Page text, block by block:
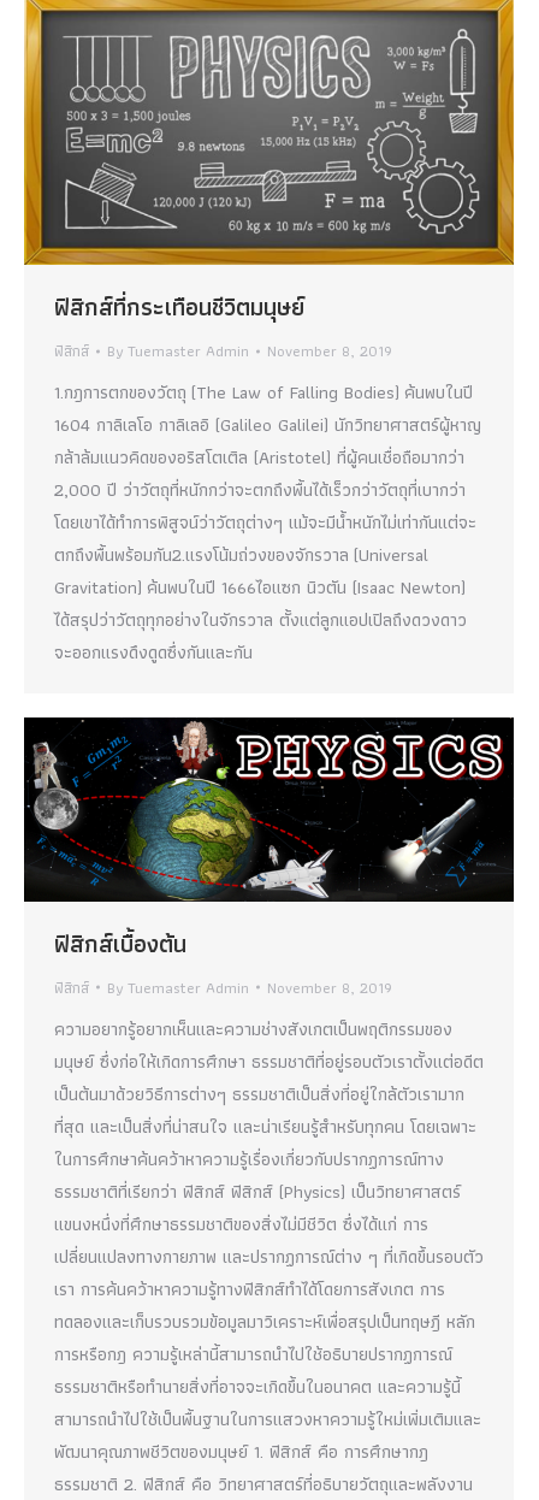
ฟิสิกส์ที่กระเทือนชีวิตมนุษย์
ฟิสิกส์ ByTuemaster Admin November 8, 2019
1.กฎการตกของวัตถุ (The Law of Falling Bodies) ค้นพบในปี
1604 กาลิเลโอ กาลิเลอิ (Galileo Galilei) นักวิทยาศาสตร์ผู้หาญ
กล้าล้มแนวคิดของอริสโตเติล (Aristotel) ที่ผู้คนเชื่อถือมากว่า
2,000 ปี ว่าวัตถุที่หนักกว่าจะตกถึงพื้นได้เร็วกว่าวัตถุที่เบากว่า
โดยเขาได้ทำการพิสูจน์ว่าวัตถุต่างๆ แม้จะมีน้ำหนักไม่เท่ากันแต่จะ
ตกถึงพื้นพร้อมกัน2.แรงโน้มถ่วงของจักรวาล (Universal
Gravitation) ค้นพบในปี 1666ไอแซก นิวตัน (Isaac Newton)
ได้สรุปว่าวัตถุทุกอย่างในจักรวาล ตั้งแต่ลูกแอปเปิลถึงดวงดาว
จะออกแรงดึงดูดซึ่งกันและกัน
ฟิสิกส์เบื้องต้น
ฟิสิกส์ ByTuemaster Admin November 8, 2019
ความอยากรู้อยากเห็นและความช่างสังเกตเป็นพฤติกรรมของ
มนุษย์ ซึ่งก่อให้เกิดการศึกษา ธรรมชาติที่อยู่รอบตัวเราตั้งแต่อดีต
เป็นต้นมาด้วยวิธีการต่างๆ ธรรมชาติเป็นสิ่งที่อยู่ใกล้ตัวเรามาก
ที่สุด และเป็นสิ่งที่น่าสนใจ และน่าเรียนรู้สำหรับทุกคน โดยเฉพาะ
ในการศึกษาค้นคว้าหาความรู้เรื่องเกี่ยวกับปรากฏการณ์ทาง
ธรรมชาติที่เรียกว่า ฟิสิกส์ ฟิสิกส์ (Physics) เป็นวิทยาศาสตร์
แขนงหนึ่งที่ศึกษาธรรมชาติของสิ่งไม่มีชีวิต ซึ่งได้แก่ การ
เปลี่ยนแปลงทางกายภาพ และปรากฏการณ์ต่าง ๆ ที่เกิดขึ้นรอบตัว
เรา การค้นคว้าหาความรู้ทางฟิสิกส์ทำได้โดยการสังเกต การ
ทดลองและเก็บรวบรวมข้อมูลมาวิเคราะห์เพื่อสรุปเป็นทฤษฎี หลัก
การหรือกฎ ความรู้เหล่านี้สามารถนำไปใช้อธิบายปรากฏการณ์
ธรรมชาติหรือทำนายสิ่งที่อาจจะเกิดขึ้นในอนาคต และความรู้นี้
สามารถนำไปใช้เป็นพื้นฐานในการแสวงหาความรู้ใหม่เพิ่มเติมและ
พัฒนาคุณภาพชีวิตของมนุษย์ 1. ฟิสิกส์ คือ การศึกษากฎ
ธรรมชาติ 2. ฟิสิกส์ คือ วิทยาศาสตร์ที่อธิบายวัตถุและพลังงาน